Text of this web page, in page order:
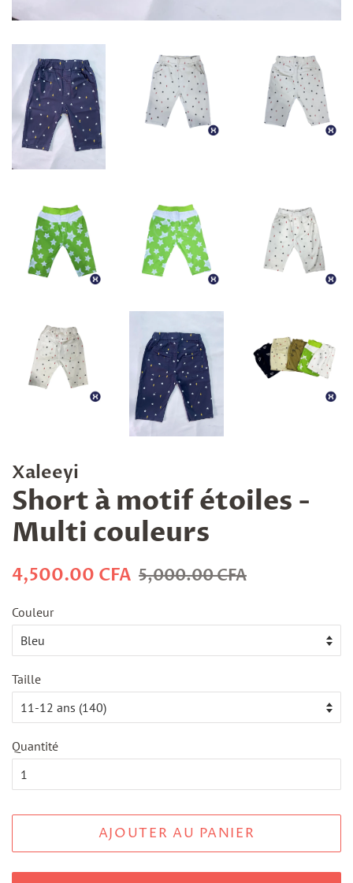
Xaleeyi
Short à motif étoiles -
Multi couleurs
Prix
4,500.00 CFA Prix
5,000.00 CFA
Couleur
Taille
Quantité
AJOUTER AU PANIER